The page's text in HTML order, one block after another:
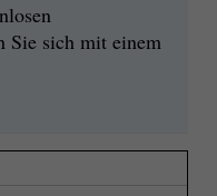
Sie sich mit einem